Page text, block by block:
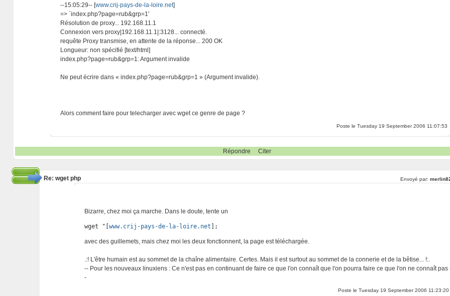
--15:05:29-- [www.crij-pays-de-la-loire.net]
=> `index.php?page=rub&grp=1'
Résolution de proxy... 192.168.11.1
Connexion vers proxy|192.168.11.1|:3128... connecté.
requête Proxy transmise, en attente de la réponse... 200 OK
Longueur: non spécifié [text/html]
index.php?page=rub&grp=1: Argument invalide
Ne peut écrire dans « index.php?page=rub&grp=1 » (Argument invalide).
Alors comment faire pour telecharger avec wget ce genre de page ?
Poste le Tuesday 19 September 2006 11:07:53
Répondre Citer
Re: wget php Envoyé par:
Bizarre, chez moi ça marche. Dans le doute, tente un
wget "[www.crij-pays-de-la-loire.net ];
avec des guillemets, mais chez moi les deux fonctionnent, la page est téléchargée.
.:! L'être humain est au sommet de la chaîne alimentaire. Certes. Mais il est surtout au sommet de la connerie et de la bêtise... !:.
-- Pour les nouveaux linuxiens : Ce n'est pas en continuant de faire ce que l'on connaît que l'on pourra faire ce que l'on ne connaît pas
-
Poste le Tuesday 19 September 2006 11:23:20